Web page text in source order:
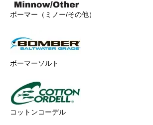
ボーマー（ミノー/その他）
ボーマーソルト
コットンコーデル